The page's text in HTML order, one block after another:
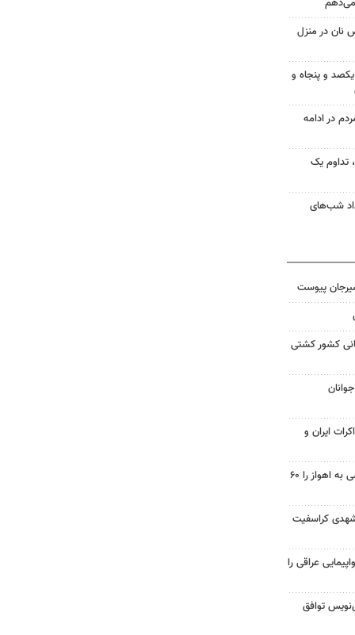
نان در منزل
و پنجاه و
اجتماع مردم در ادامه
مردم، تداوم یک
امتداد شب‌های
پیوست
کشور کشتی
ایران و
احداث پل مسیر خسرج دسترسی به اهواز را ۶۰
کراسفیت
عراقی را
توافق